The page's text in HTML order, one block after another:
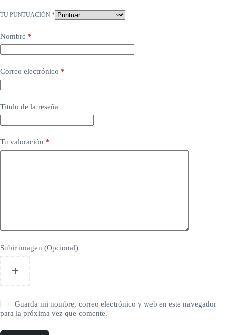
TU PUNTUACIÓN *
Nombre *
Correo electrónico *
Título de la reseña
Tu valoración *
Subir imagen (Opcional)
Guarda mi nombre, correo electrónico y web en este navegador
para la próxima vez que comente.